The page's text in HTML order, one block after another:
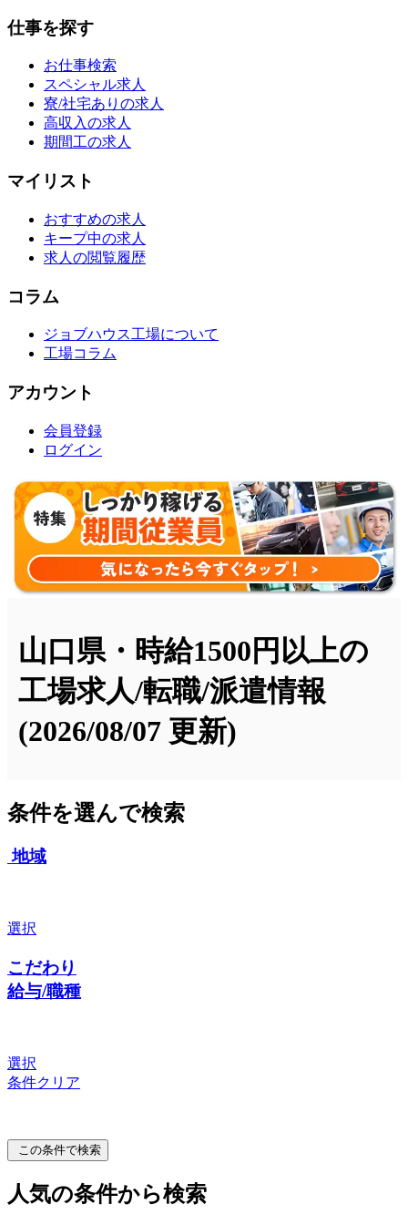
仕事を探す
お仕事検索
スペシャル求人
寮/社宅ありの求人
高収入の求人
期間工の求人
マイリスト
おすすめの求人
キープ中の求人
求人の閲覧履歴
コラム
ジョブハウス工場について
工場コラム
アカウント
会員登録
ログイン
山口県・時給1500円以上の
工場求人/転職/派遣情報
(2026/08/07 更新)
条件を選んで検索
地域
選択
こだわり
給与/職種
選択
条件クリア
この条件で検索
人気の条件から検索